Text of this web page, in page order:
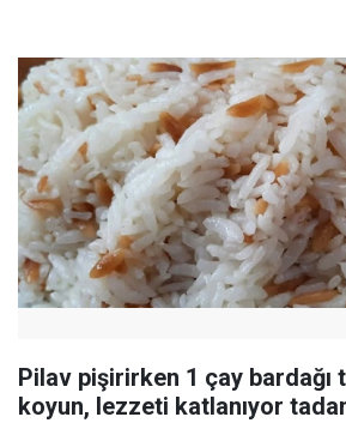
Pilav pişirirken 1 çay bardağı
koyun, lezzeti katlanıyor